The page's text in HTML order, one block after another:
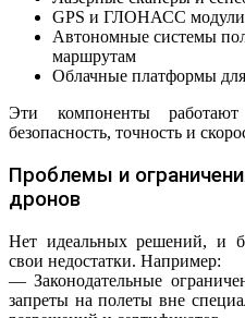
GPS и ГЛОНАСС модули
Автономные системы
маршрутам
Облачные платформы
Эти компоненты
безопасность, точность и
Проблемы и
дронов
Нет идеальных решений, и
свои недостатки. Например:
— Законодательные
запреты на полеты вне